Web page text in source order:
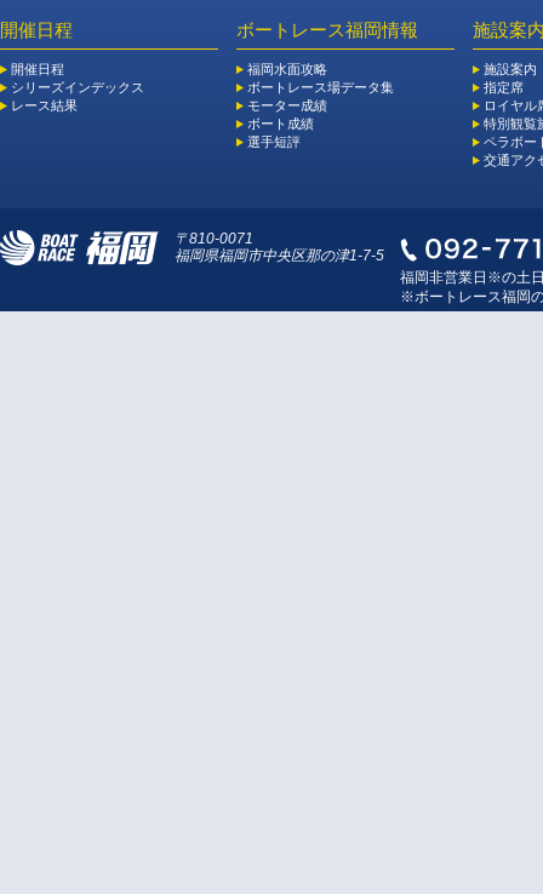
開催日程
開催日程
シリーズインデックス
レース結果
ボートレース福岡情報
福岡水面攻略
ボートレース場データ集
モーター成績
ボート成績
選手短評
施設案
施設案内
指定席
ロイヤル
特別観覧
ペラボー
交通アク
〒810-0071
福岡県福岡市中央区那の津1-7-5
福岡非営業日※の土
※ボートレース福岡